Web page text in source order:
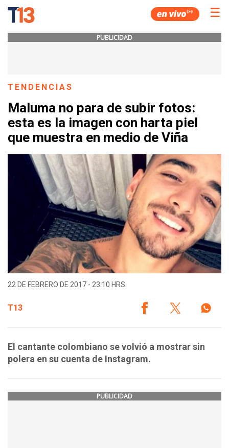
☰
PUBLICIDAD
TENDENCIAS
Maluma no para de subir fotos:
esta es la imagen con harta piel
que muestra en medio de Viña
22 DE FEBRERO DE 2017 - 23:10 HRS.
T13
El cantante colombiano se volvió a mostrar sin
polera en su cuenta de Instagram.
PUBLICIDAD